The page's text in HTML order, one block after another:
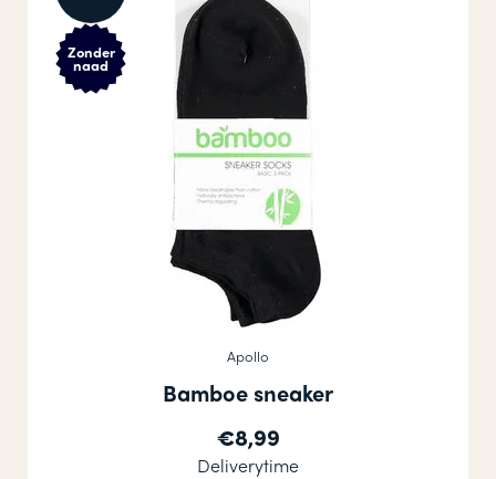
Zonder
naad
Apollo
Bamboe sneaker
€8,99
Deliverytime